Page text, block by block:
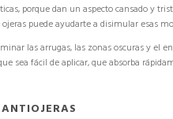
, porque dan unaspecto cansado y
puede ayudarte a disimularesas
las arrugas, las zonas oscuras y el
sea fácil de aplicar,que absorba